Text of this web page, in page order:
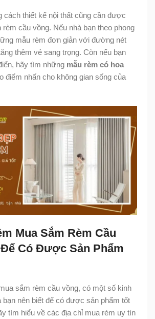
cách thiết kế nội thất cũng cần được
cầu vồng. Nếu nhà bạn theo phong
mẫu rèm đơn giản với đường nét
thêm vẻ sang trọng. Còn nếu bạn
hãy tìm những mẫu rèm có hoa
điểm nhấn cho không gian sống của
Mua Sắm Rèm Cầu
Có Được Sản Phẩm
sắm rèm cầu vồng, có một số kinh
bạn nên biết để có được sản phẩm tốt
tìm hiểu về các địa chỉ mua rèm uy tín